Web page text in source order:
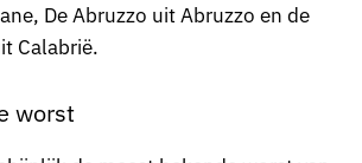
De Abruzzo uit Abruzzo en de
Calabrië.
worst